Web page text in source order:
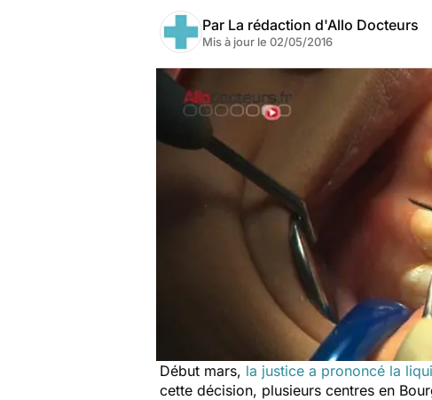
Par La rédaction d'Allo Docteurs
Mis à jour le 02/05/2016
Début mars, la justice a prononcé la
cette décision, plusieurs centres en